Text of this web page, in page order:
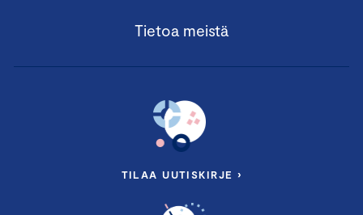
Tietoa meistä
TILAA UUTISKIRJE ›